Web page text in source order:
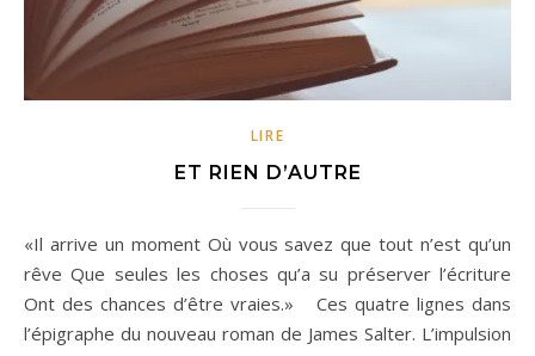
LIRE
ET RIEN D’AUTRE
«Il arrive un moment Où vous savez que tout n’est qu’un
rêve Que seules les choses qu’a su préserver l’écriture
Ont des chances d’être vraies.» Ces quatre lignes dans
l’épigraphe du nouveau roman de James Salter. L’impulsion